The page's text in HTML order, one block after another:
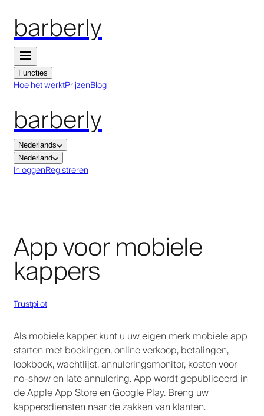
barberly
Functies
Hoe het werktPrijzenBlog
barberly
Nederlands
Nederland
InloggenRegistreren
App voor mobiele
kappers
Trustpilot
Als mobiele kapper kunt u uw eigen merk mobiele app
starten met boekingen, online verkoop, betalingen,
lookbook, wachtlijst, annuleringsmonitor, kosten voor
no-show en late annulering. App wordt gepubliceerd in
de Apple App Store en Google Play. Breng uw
kappersdiensten naar de zakken van klanten.